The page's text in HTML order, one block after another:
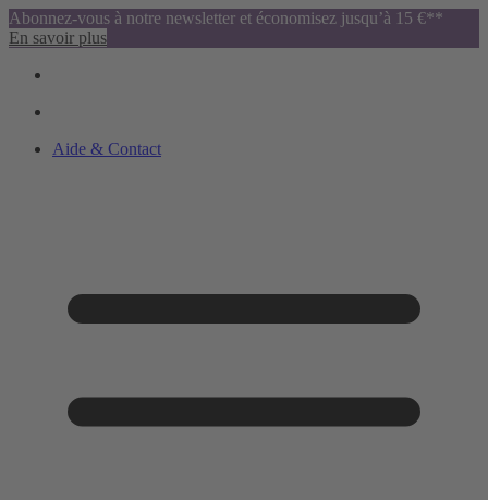
Abonnez-vous à notre newsletter et économisez jusqu’à 15 €**
En savoir plus
Aide & Contact